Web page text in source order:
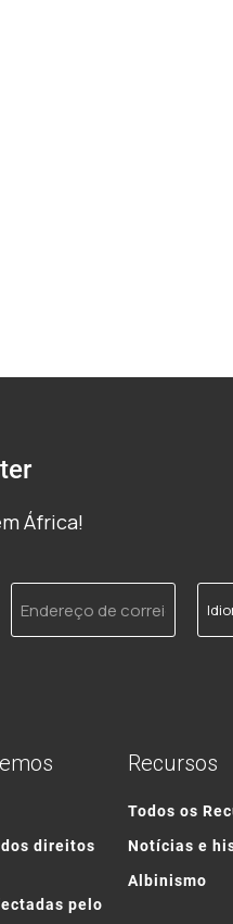
África!
Endereço
de
correio
direitos
pelo
Recursos
Todos os
Notícias e
Albinismo